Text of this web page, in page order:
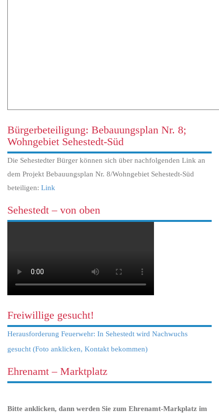
Bürgerbeteiligung: Bebauungsplan Nr. 8;
Wohngebiet Sehestedt-Süd
Die Sehestedter Bürger können sich über nachfolgenden Link an
dem Projekt Bebauungsplan Nr. 8/Wohngebiet Sehestedt-Süd
beteiligen: Link
Sehestedt – von oben
Freiwillige gesucht!
Herausforderung Feuerwehr: In Sehestedt wird Nachwuchs
gesucht (Foto anklicken, Kontakt bekommen)
Ehrenamt – Marktplatz
Bitte anklicken, dann werden Sie zum Ehrenamt-Markplatz im